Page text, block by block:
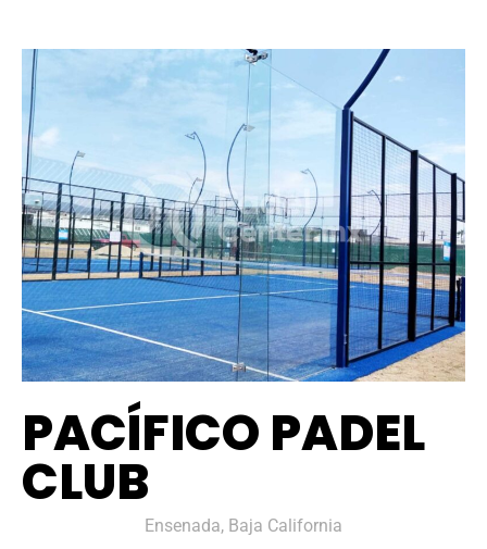
PACÍFICO PADEL
CLUB
Ensenada, Baja California